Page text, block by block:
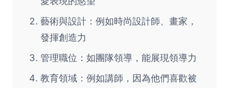
藝術與設計：例如時尚設計師、畫家，
發揮創造力
管理職位：如團隊領導，能展現領導力
教育領域：例如講師，因為他們喜歡被